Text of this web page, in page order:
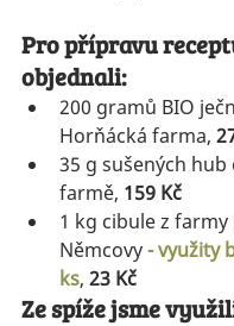
Pro přípravu
objednali:
200 gramů BIO
Horňácká farma,
35 g sušených
farmě, 159 Kč
1 kg cibule z
Němcovy - využity
ks, 23 Kč
Ze spíže jsme